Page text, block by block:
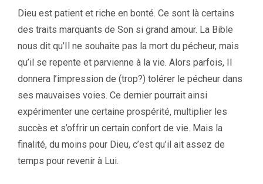
Dieu est patient et riche en bonté. Ce sont là certains
des traits marquants de Son si grand amour. La Bible
nous dit qu’Il ne souhaite pas la mort du pécheur, mais
qu’il se repente et parvienne à la vie. Alors parfois, Il
donnera l’impression de (trop?) tolérer le pécheur dans
ses mauvaises voies. Ce dernier pourrait ainsi
expérimenter une certaine prospérité, multiplier les
succès et s’offrir un certain confort de vie. Mais la
finalité, du moins pour Dieu, c’est qu’il ait assez de
temps pour revenir à Lui.